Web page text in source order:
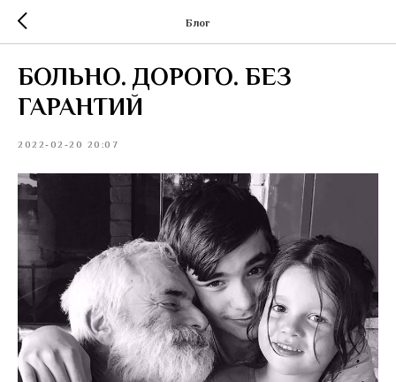
Блог
БОЛЬНО. ДОРОГО. БЕЗ
ГАРАНТИЙ
2022-02-20 20:07